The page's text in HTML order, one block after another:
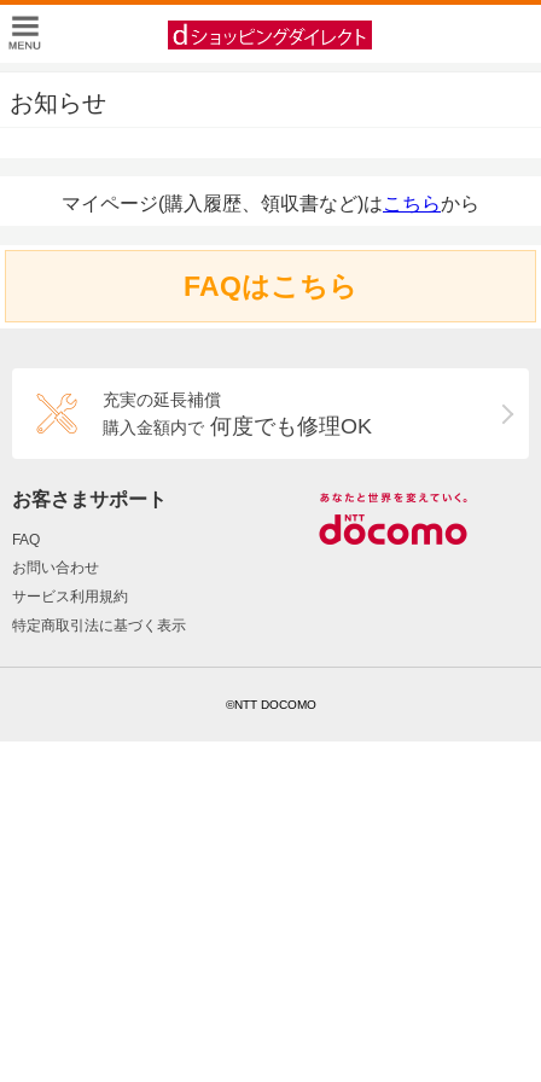
お知らせ
マイページ(購入履歴、領収書など)はこちらから
FAQはこちら
充実の延長補償
購入金額内で 何度でも修理OK
お客さまサポート
FAQ
お問い合わせ
サービス利用規約
特定商取引法に基づく表示
©NTT DOCOMO